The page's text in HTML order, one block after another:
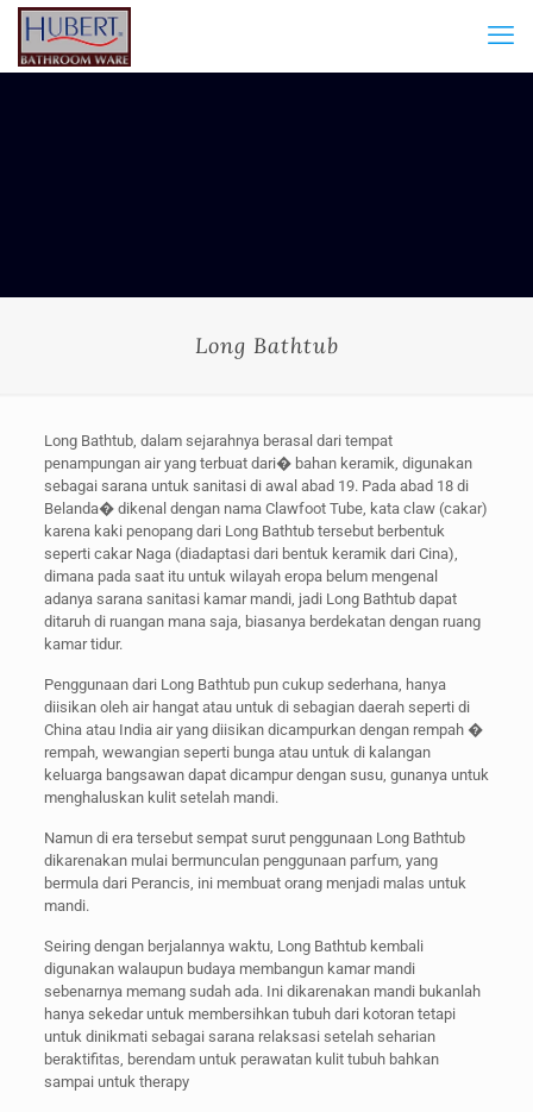
Long Bathtub
Long Bathtub, dalam sejarahnya berasal dari tempat
penampungan air yang terbuat dari� bahan keramik, digunakan
sebagai sarana untuk sanitasi di awal abad 19. Pada abad 18 di
Belanda� dikenal dengan nama Clawfoot Tube, kata claw (cakar)
karena kaki penopang dari Long Bathtub tersebut berbentuk
seperti cakar Naga (diadaptasi dari bentuk keramik dari Cina),
dimana pada saat itu untuk wilayah eropa belum mengenal
adanya sarana sanitasi kamar mandi, jadi Long Bathtub dapat
ditaruh di ruangan mana saja, biasanya berdekatan dengan ruang
kamar tidur.
Penggunaan dari Long Bathtub pun cukup sederhana, hanya
diisikan oleh air hangat atau untuk di sebagian daerah seperti di
China atau India air yang diisikan dicampurkan dengan rempah �
rempah, wewangian seperti bunga atau untuk di kalangan
keluarga bangsawan dapat dicampur dengan susu, gunanya untuk
menghaluskan kulit setelah mandi.
Namun di era tersebut sempat surut penggunaan Long Bathtub
dikarenakan mulai bermunculan penggunaan parfum, yang
bermula dari Perancis, ini membuat orang menjadi malas untuk
mandi.
Seiring dengan berjalannya waktu, Long Bathtub kembali
digunakan walaupun budaya membangun kamar mandi
sebenarnya memang sudah ada. Ini dikarenakan mandi bukanlah
hanya sekedar untuk membersihkan tubuh dari kotoran tetapi
untuk dinikmati sebagai sarana relaksasi setelah seharian
beraktifitas, berendam untuk perawatan kulit tubuh bahkan
sampai untuk therapy